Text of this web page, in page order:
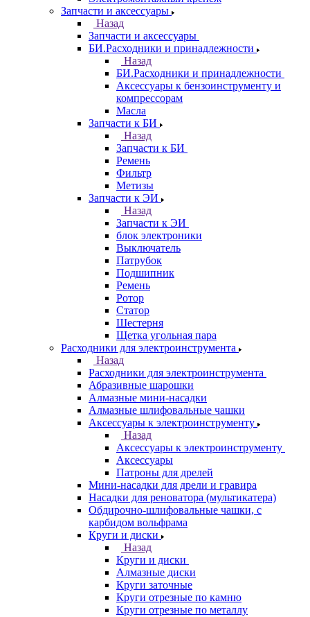
Запчасти и аксессуары
Назад
Запчасти и аксессуары
БИ.Расходники и принадлежности
Назад
БИ.Расходники и принадлежности
Аксессуары к бензоинструменту и
компрессорам
Масла
Запчасти к БИ
Назад
Запчасти к БИ
Ремень
Фильтр
Метизы
Запчасти к ЭИ
Назад
Запчасти к ЭИ
блок электроники
Выключатель
Патрубок
Подшипник
Ремень
Ротор
Статор
Шестерня
Щетка угольная пара
Расходники для электроинструмента
Назад
Расходники для электроинструмента
Абразивные шарошки
Алмазные мини-насадки
Алмазные шлифовальные чашки
Аксессуары к электроинструменту
Назад
Аксессуары к электроинструменту
Аксессуары
Патроны для дрелей
Мини-насадки для дрели и гравира
Насадки для реноватора (мультикатера)
Обдирочно-шлифовальные чашки, с
карбидом вольфрама
Круги и диски
Назад
Круги и диски
Алмазные диски
Круги заточные
Круги отрезные по камню
Круги отрезные по металлу